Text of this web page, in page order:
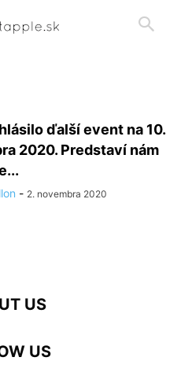
ďalší event na 10.
2020. Predstaví nám
- 2. novembra 2020
US
US